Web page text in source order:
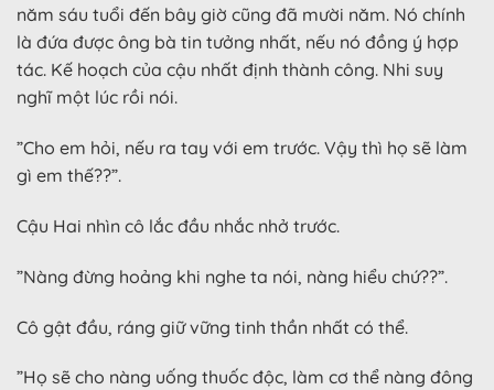
năm sáu tuổi đến bây giờ cũng đã mười năm. Nó chính
là đứa được ông bà tin tưởng nhất, nếu nó đồng ý hợp
tác. Kế hoạch của cậu nhất định thành công. Nhi suy
nghĩ một lúc rồi nói.
”Cho em hỏi, nếu ra tay với em trước. Vậy thì họ sẽ làm
gì em thế??”.
Cậu Hai nhìn cô lắc đầu nhắc nhở trước.
”Nàng đừng hoảng khi nghe ta nói, nàng hiểu chứ??”.
Cô gật đầu, ráng giữ vững tinh thần nhất có thể.
”Họ sẽ cho nàng uống thuốc độc, làm cơ thể nàng đông